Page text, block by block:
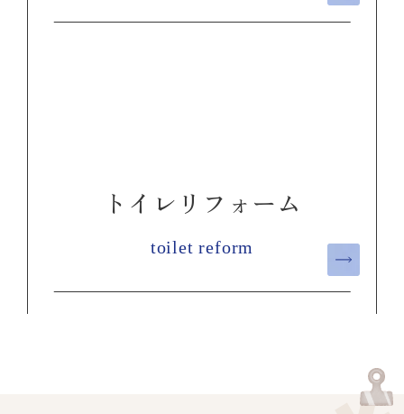
トイレリフォーム
toilet reform